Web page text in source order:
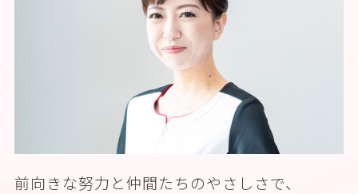
前向きな努⼒と仲間たちのやさしさで、